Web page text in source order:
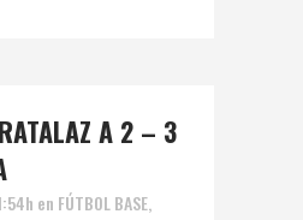
A 2 – 3
en FÚTBOL BASE